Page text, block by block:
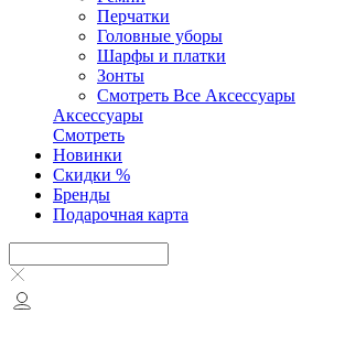
Перчатки
Головные уборы
Шарфы и платки
Зонты
Смотреть Все Аксессуары
Аксессуары
Смотреть
Новинки
Скидки %
Бренды
Подарочная карта